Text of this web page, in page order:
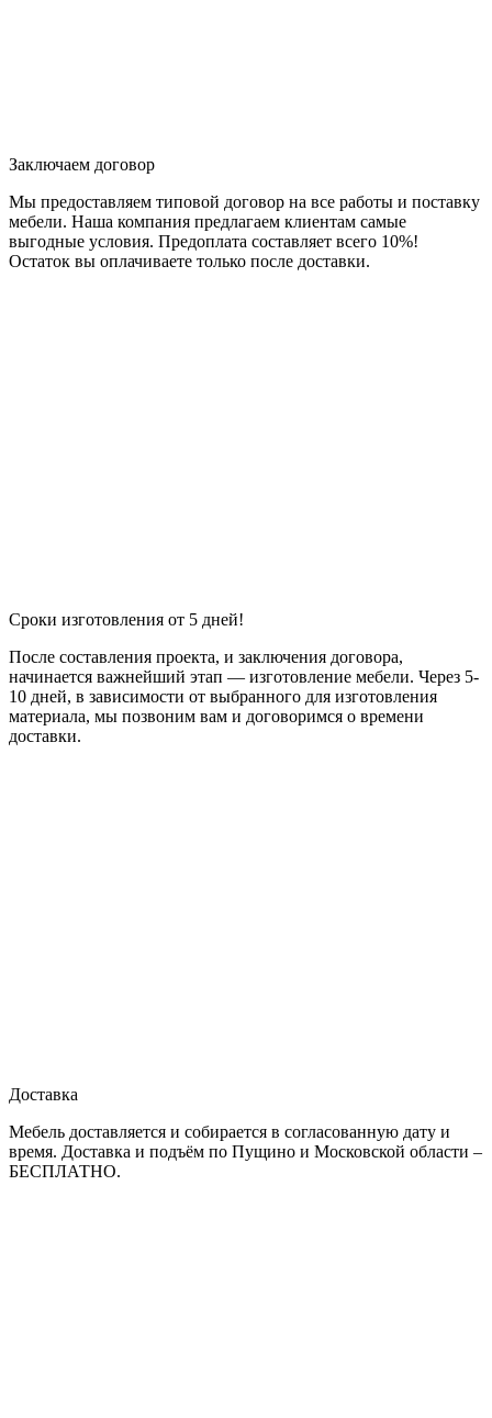
Заключаем договор
Мы предоставляем типовой договор на все работы и поставку
мебели. Наша компания предлагаем клиентам самые
выгодные условия. Предоплата составляет всего 10%!
Остаток вы оплачиваете только после доставки.
Сроки изготовления от 5 дней!
После составления проекта, и заключения договора,
начинается важнейший этап — изготовление мебели. Через 5-
10 дней, в зависимости от выбранного для изготовления
материала, мы позвоним вам и договоримся о времени
доставки.
Доставка
Мебель доставляется и собирается в согласованную дату и
время. Доставка и подъём по Пущино и Московской области –
БЕСПЛАТНО.